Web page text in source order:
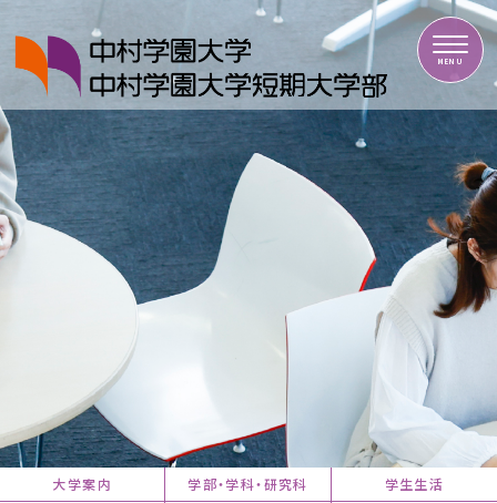
中村学園大学・中村学園大学短期大学部
MENU
大学案内 学部・学科・研究科
学生生活